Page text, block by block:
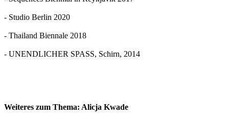
- Studio Berlin 2020
- Thailand Biennale 2018
- UNENDLICHER SPASS, Schirn, 2014
Weiteres zum Thema: Alicja Kwade